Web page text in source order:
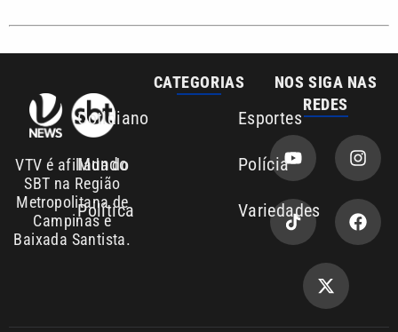
Anuncie agora com a emissora VTV SBT
Área de cobertura que a VTV SBT acompanha:
Entre em contato com a VTV News
Copyright © 2026. Todos os direitos
reservados | Empresa de Comunicação PRM
Política de privacidade